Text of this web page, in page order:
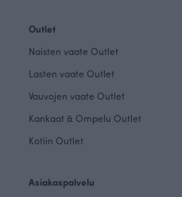
Outlet
Naisten vaate Outlet
Lasten vaate Outlet
Vauvojen vaate Outlet
Kankaat & Ompelu Outlet
Kotiin Outlet
Asiakaspalvelu